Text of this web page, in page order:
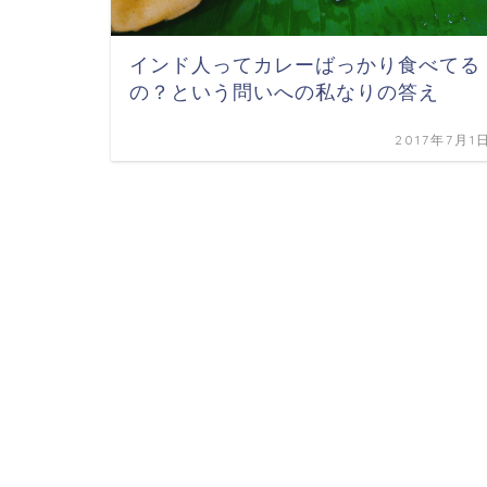
インド人ってカレーばっかり食べてる
の？という問いへの私なりの答え
2017年7月1